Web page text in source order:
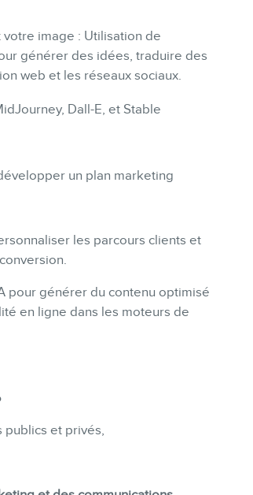
INFOLETTRE
image : Utilisation de
générer des idées, traduire des
web et les réseaux sociaux.
Dall-E, et Stable
un plan marketing
les parcours clients et
pour générer du contenu optimisé
en ligne dans les moteurs de
publics et privés,